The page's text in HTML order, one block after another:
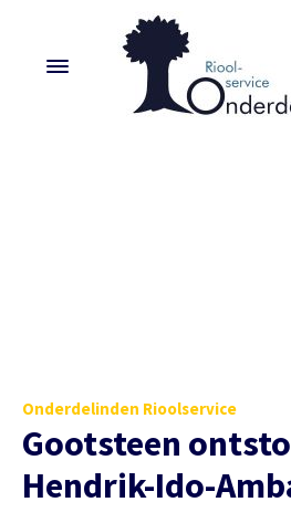
Onderdelinden Rioolservice
Gootsteen
Hendrik-Ido-